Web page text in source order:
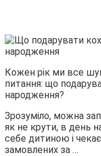
Кожен рік ми все
питання: що
народження?
Зрозуміло, можна
як не крути, в день
себе дитиною і
замовлених за …